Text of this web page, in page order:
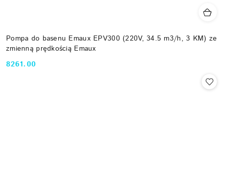
Pompa do basenu Emaux EPV300 (220V, 34.5 m3/h, 3 KM) ze
zmienną prędkością Emaux
Cena:
8261.00